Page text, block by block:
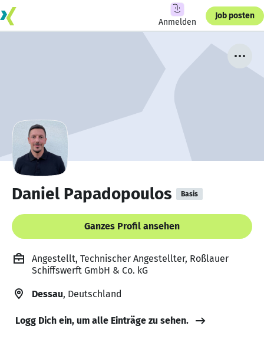
Anmelden
Job posten
Daniel Papadopoulos Basis
Ganzes Profil ansehen
Angestellt, Technischer Angestellter, Roßlauer
Schiffswerft GmbH & Co. kG
Dessau, Deutschland
Logg Dich ein, um alle Einträge zu sehen.